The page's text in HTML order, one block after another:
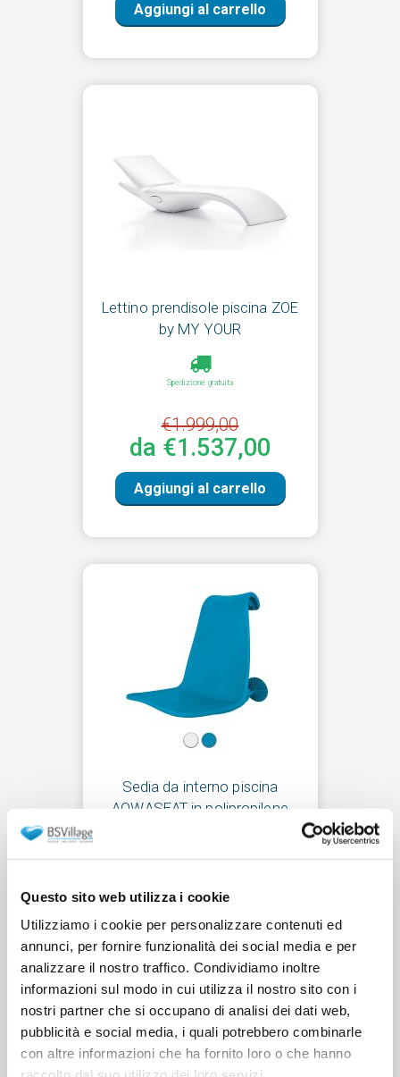
Questo sito web utilizza i cookie
Utilizziamo i cookie per personalizzare contenuti ed
annunci, per fornire funzionalità dei social media e per
analizzare il nostro traffico. Condividiamo inoltre
informazioni sul modo in cui utilizza il nostro sito con i
nostri partner che si occupano di analisi dei dati web,
pubblicità e social media, i quali potrebbero combinarle
con altre informazioni che ha fornito loro o che hanno
Aggiungi al carrello
Lettino prendisole piscina ZOE
by MY YOUR
Spedizione gratuita
€1.999,00
da €1.537,00
Aggiungi al carrello
Sedia da interno piscina
AQWASEAT in polipropilene
Spedizione gratuita Prodotto novità
€447,00
da €387,00
Aggiungi al carrello